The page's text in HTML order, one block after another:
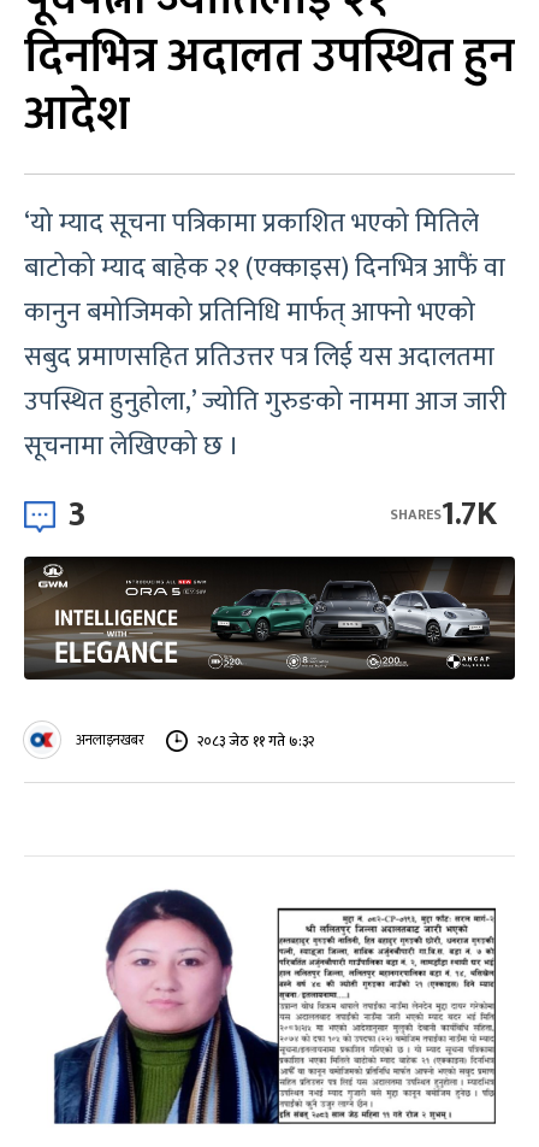
दिनभित्र अदालत उपस्थित हुन
आदेश
‘यो म्याद सूचना पत्रिकामा प्रकाशित भएको मितिले
बाटोको म्याद बाहेक २१ (एक्काइस) दिनभित्र आफैं वा
कानुन बमोजिमको प्रतिनिधि मार्फत् आफ्नो भएको
सबुद प्रमाणसहित प्रतिउत्तर पत्र लिई यस अदालतमा
उपस्थित हुनुहोला,’ ज्योति गुरुङको नाममा आज जारी
सूचनामा लेखिएको छ ।
3 1.7K
SHARES
अनलाइनखबर २०८३ जेठ ११ गते ७:३२